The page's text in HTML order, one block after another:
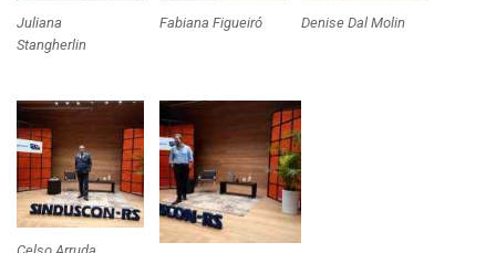
Juliana
Stangherlin
Fabiana Figueiró Denise Dal Molin